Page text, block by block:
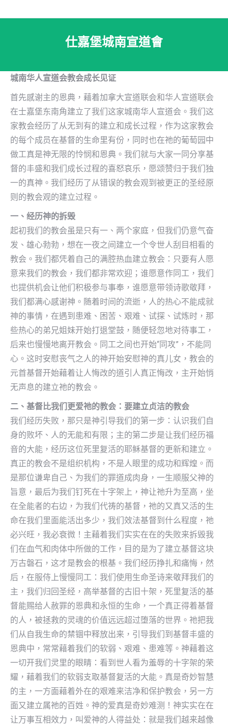
仕嘉堡城南宣道會
城南华人宣道会教会成长见证
首先感谢主的恩典，藉着加拿大宣道联会和华人宣道联会
在士嘉堡东南角建立了我们这家城南华人宣道会。我们这
家教会经历了从无到有的建立和成长过程，作为这家教会
的每个成员在基督的生命里有份，同时也在祂的葡萄园中
做工真是神无限的怜悯和恩典。我们就与大家一同分享基
督的丰盛和我们成长过程的喜怒哀乐，愿颂赞归于我们独
一的真神。我们经历了从错误的教会观到被更正的圣经原
则的教会观的建立过程。
一、经历神的拆毁
起初我们的教会虽是只有一、两个家庭，但我们仍意气奋
发、雄心勃勃，想在一夜之间建立一个令世人刮目相看的
教会。我们都凭着自己的满腔热血建立教会：只要有人愿
意来我们的教会，我们都非常欢迎；谁愿意作同工，我们
也提供机会让他们积极参与事奉，谁愿意带领诗歌敬拜，
我们都满心感谢神。随着时间的流逝，人的热心不能成就
神的事情，在遇到患难、困苦、艰难、试探、试炼时，那
些热心的弟兄姐妹开始打退堂鼓，随便轻忽地对待事工，
后来也慢慢地离开教会。同工之间也开始“同攻”，不能同
心。这时安慰丧气之人的神开始安慰神的真儿女，教会的
元首基督开始藉着让人悔改的道引人真正悔改，主开始悄
无声息的建立祂的教会。
二、基督比我们更爱祂的教会：要建立贞洁的教会
我们经历失败，那只是神引导我们的第一步：认识我们自
身的败坏、人的无能和有限；主的第二步是让我们经历福
音的大能，经历这位死里复活的耶稣基督的更新和建立。
真正的教会不是组织机构，不是人眼里的成功和辉煌。而
是那位谦卑自己、为我们的罪道成肉身，一生顺服父神的
旨意，最后为我们钉死在十字架上，神让祂升为至高，坐
在全能者的右边，为我们代祷的基督，祂的又真又活的生
命在我们里面能活出多少，我们效法基督到什么程度，祂
必兴旺，我必衰微！主藉着我们实实在在的失败来拆毁我
们在血气和肉体中所做的工作，目的是为了建立基督这块
万古磐石，这才是教会的根基。我们经历挣扎和痛悔，然
后，在服侍上慢慢同工：我们使用生命圣诗来敬拜我们的
主，我们归回圣经，高举基督的古旧十架，死里复活的基
督能赐给人赦罪的恩典和永恒的生命，一个真正得着基督
的人，被拯救的灵魂的价值远远超过堕落的世界。祂把我
们从自我生命的禁锢中释放出来，引导我们到基督丰盛的
恩典中，常常藉着我们的软弱、艰难、患难等。神藉着这
一切开我们灵里的眼睛：看到世人看为羞辱的十字架的荣
耀，藉着我们的软弱支取基督复活的大能。真是奇妙智慧
的主，一方面藉着外在的艰难来洁净和保护教会，另一方
面又建立属祂的百姓。神的爱真是奇妙难测！神实实在在
让万事互相效力，叫爱神的人得益处：就是我们越来越像